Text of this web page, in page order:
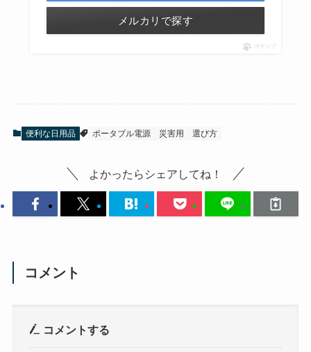
メルカリで探す
ポチップ
便利な日用品 ポータブル電源 災害用 選び方
よかったらシェアしてね！
コメント
コメントする